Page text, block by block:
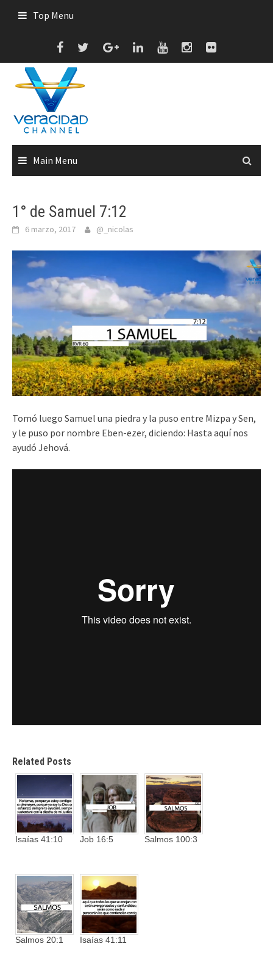
Top Menu
Main Menu
1° de Samuel 7:12
6 marzo, 2017 @_nicolas
Tomó luego Samuel una piedra y la puso entre Mizpa y Sen,
y le puso por nombre Eben-ezer, diciendo: Hasta aquí nos
ayudó Jehová.
Related Posts
Isaías 41:10 Job 16:5 Salmos 100:3
Salmos 20:1 Isaías 41:11